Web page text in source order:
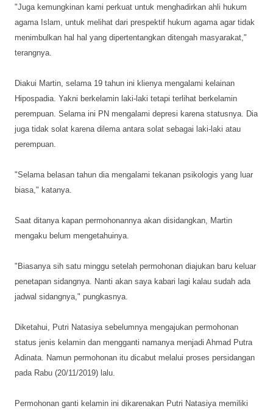
"Juga kemungkinan kami perkuat untuk menghadirkan ahli hukum
agama Islam, untuk melihat dari prespektif hukum agama agar tidak
menimbulkan hal hal yang dipertentangkan ditengah masyarakat,"
terangnya.
Diakui Martin, selama 19 tahun ini klienya mengalami kelainan
Hipospadia. Yakni berkelamin laki-laki tetapi terlihat berkelamin
perempuan. Selama ini PN mengalami depresi karena statusnya. Dia
juga tidak solat karena dilema antara solat sebagai laki-laki atau
perempuan.
"Selama belasan tahun dia mengalami tekanan psikologis yang luar
biasa," katanya.
Saat ditanya kapan permohonannya akan disidangkan, Martin
mengaku belum mengetahuinya.
"Biasanya sih satu minggu setelah permohonan diajukan baru keluar
penetapan sidangnya. Nanti akan saya kabari lagi kalau sudah ada
jadwal sidangnya," pungkasnya.
Diketahui, Putri Natasiya sebelumnya mengajukan permohonan
status jenis kelamin dan mengganti namanya menjadi Ahmad Putra
Adinata. Namun permohonan itu dicabut melalui proses persidangan
pada Rabu (20/11/2019) lalu.
Permohonan ganti kelamin ini dikarenakan Putri Natasiya memiliki